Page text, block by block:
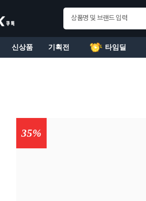
신상품 기획전 타임딜
35%